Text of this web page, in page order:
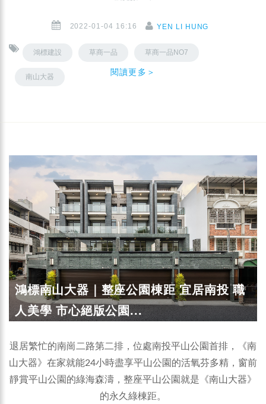
2022-01-04 16:16 YEN LI HUNG
鴻標建設 草商一品 草商一品NO7
南山大器 閱讀更多＞
鴻標南山大器｜整座公園棟距 宜居南投 職
人美學 市心絕版公園...
退居繁忙的南崗二路第二排，位處南投平山公園首排，《南
山大器》在家就能24小時盡享平山公園的活氧芬多精，窗前
靜賞平山公園的綠海森濤，整座平山公園就是《南山大器》
的永久綠棟距。